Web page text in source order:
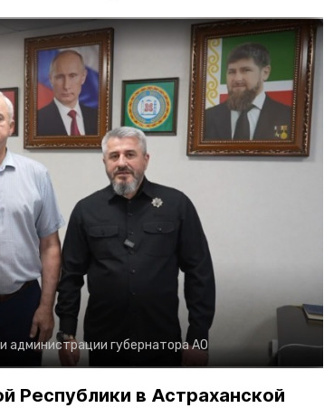
администрации губернатора АО
Республики в Астраханской